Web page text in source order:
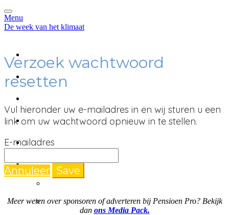
Menu
De week van het klimaat
Home
Programma
Deelnemers
Uitzending gemist
Taal
English
Nederlands
Verzoek wachtwoord
resetten
Vul hieronder uw e-mailadres in en wij sturen u een
link om uw wachtwoord opnieuw in te stellen.
E-mailadres
Annuleer Save
Meer weten over sponsoren of adverteren bij Pensioen Pro? Bekijk
dan ons Media Pack.